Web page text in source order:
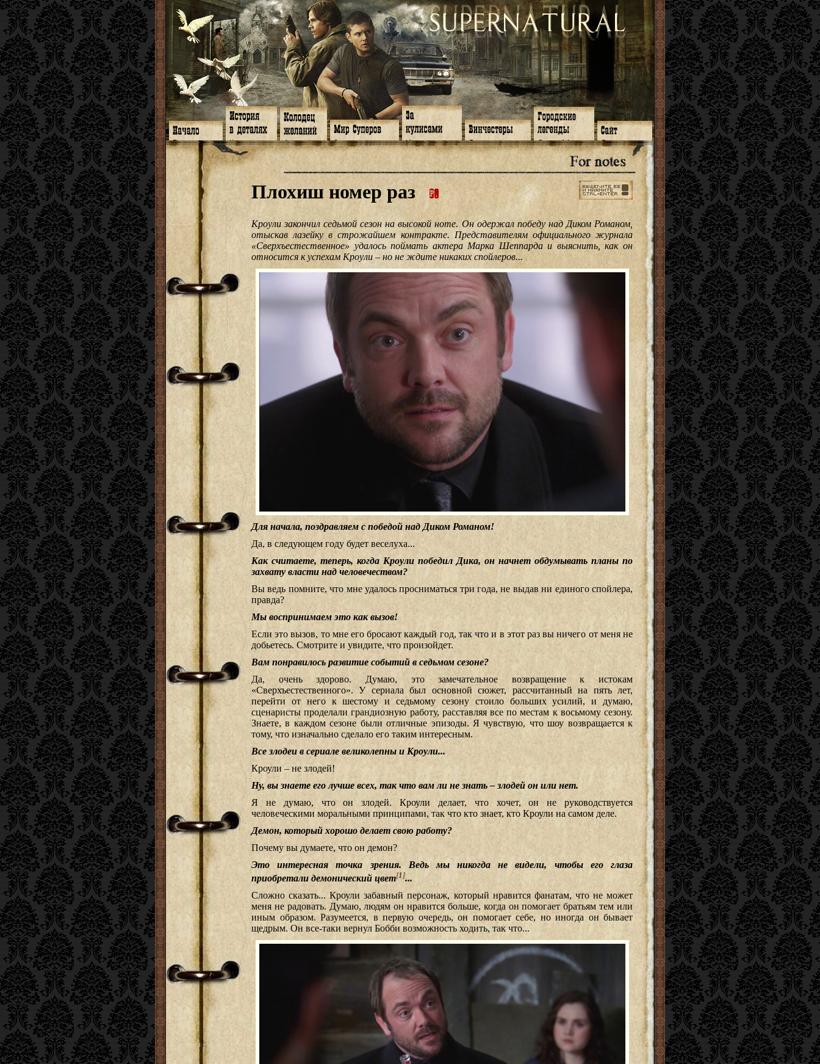
Главная
Программа
Форум
Facebook
Гостевая
Книги
Галереи
Музыка
Видео
Субтитры
Заметки
Мысли
Арт-кафе
Игромания
Фанфики
Обои
Фанарт
Передоз
Страшилки
Знакомство
Обитатели
Семейное дело
Дневник Джона
Арсенал
СИЗО
Суперы от и до
Интервью
Статьи
Создатели
Музыканты
Супер-косплей
Супервещички
По ту сторону
Джон
Мэри
Сэм
Импала
Сезон 3
Сезон 1
Сезон 14
Сезон 13
Сезон 11
Сезон 12
Сезон 9
Сезон 6
Сезон 5
⇐ ⇐ ⇐
О нас
ЧаВо
Поиск
Ссылки
Карта сайта
Плохиш номер раз
Кроули закончил седьмой сезон на высокой ноте. Он одержал победу над Диком Романом,
отыскав лазейку в строжайшем контракте. Представителям официального журнала
«Сверхъестественное» удалось поймать актера Марка Шеппарда и выяснить, как он
относится к успехам Кроули – но не ждите никаких спойлеров...
Для начала, поздравляем с победой над Диком Романом!
Да, в следующем году будет веселуха...
Как считаете, теперь, когда Кроули победил Дика, он начнет обдумывать планы по
захвату власти над человечеством?
Вы ведь помните, что мне удалось просниматься три года, не выдав ни единого спойлера,
правда?
Мы воспринимаем это как вызов!
Если это вызов, то мне его бросают каждый год, так что и в этот раз вы ничего от меня не
добьетесь. Смотрите и увидите, что произойдет.
Вам понравилось развитие событий в седьмом сезоне?
Да, очень здорово. Думаю, это замечательное возвращение к истокам
«Сверхъестественного». У сериала был основной сюжет, рассчитанный на пять лет,
перейти от него к шестому и седьмому сезону стоило больших усилий, и думаю,
сценаристы проделали грандиозную работу, расставляя все по местам к восьмому сезону.
Знаете, в каждом сезоне были отличные эпизоды. Я чувствую, что шоу возвращается к
тому, что изначально сделало его таким интересным.
Все злодеи в сериале великолепны и Кроули...
Кроули – не злодей!
Ну, вы знаете его лучше всех, так что вам ли не знать – злодей он или нет.
Я не думаю, что он злодей. Кроули делает, что хочет, он не руководствуется
человеческими моральными принципами, так что кто знает, кто Кроули на самом деле.
Демон, который хорошо делает свою работу?
Почему вы думаете, что он демон?
Это интересная точка зрения. Ведь мы никогда не видели, чтобы его глаза
приобретали демонический цвет[1 ]...
Сложно сказать... Кроули забавный персонаж, который нравится фанатам, что не может
меня не радовать. Думаю, людям он нравится больше, когда он помогает братьям тем или
иным образом. Разумеется, в первую очередь, он помогает себе, но иногда он бывает
щедрым. Он все-таки вернул Бобби возможность ходить, так что...